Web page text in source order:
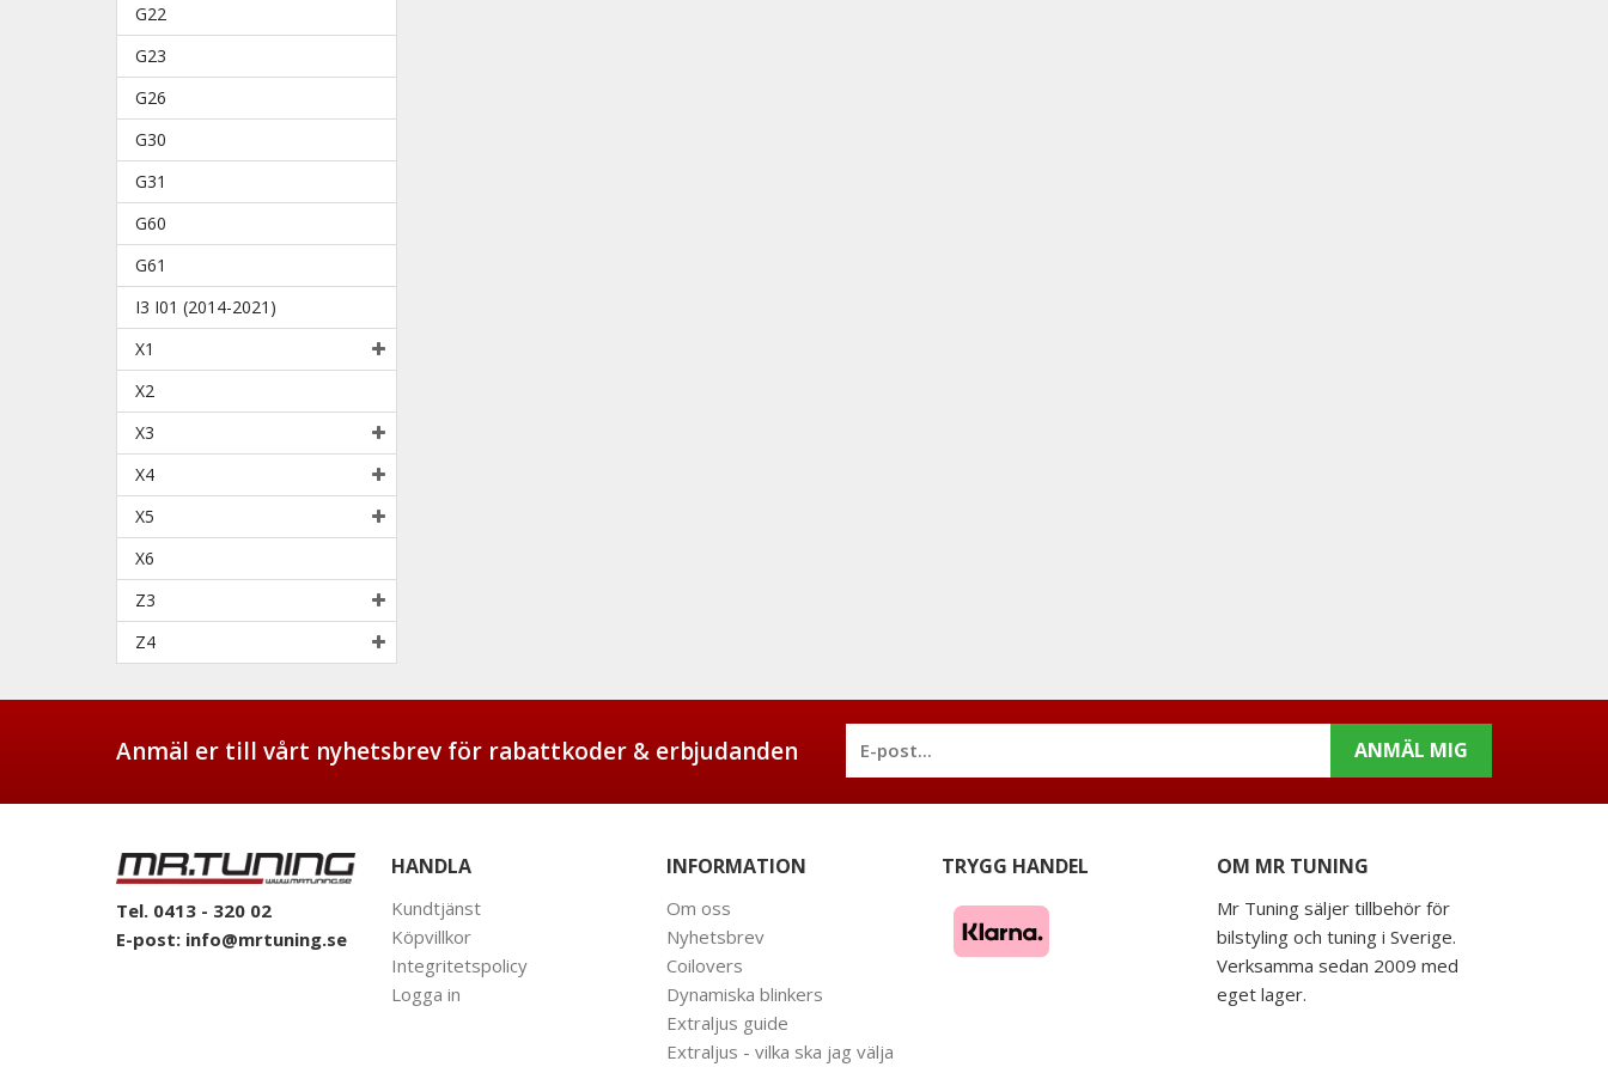
G22
G23
G26
G30
G31
G60
G61
I3 I01 (2014-2021)
X1
X2
X3
X4
X5
X6
Z3
Z4
Anmäl er till vårt nyhetsbrev för rabattkoder & erbjudanden ANMÄL MIG
Tel. 0413 - 320 02
E-post: info@mrtuning.se
HANDLA
Kundtjänst
Köpvillkor
Integritetspolicy
Logga in
INFORMATION
Om oss
Nyhetsbrev
Coilovers
Dynamiska blinkers
Extraljus guide
Extraljus - vilka ska jag välja
TRYGG HANDEL OM MR TUNING
Mr Tuning säljer tillbehör för
bilstyling och tuning i Sverige.
Verksamma sedan 2009 med
eget lager.